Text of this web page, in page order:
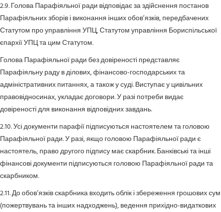
2.9. Голова Парафіяльної ради відповідає за здійснення постанов
Парафіяльних зборів і виконання інших обов’язків, передбачених
Статутом про управління УПЦ, Статутом управління Бориспільської
єпархії УПЦ та цим Статутом.
Голова Парафіяльної ради без довіреності представляє
Парафіяльну раду в ділових, фінансово-господарських та
адміністративних питаннях, а також у суді. Виступає у цивільних
правовідносинах, укладає договори. У разі потреби видає
довіреності для виконання відповідних завдань.
2.10. Усі документи парафії підписуються настоятелем та головою
Парафіяльної ради. У разі, якщо головою Парафіяльної ради є
настоятель, право другого підпису має скарбник. Банківські та інші
фінансові документи підписуються головою Парафіяльної ради та
скарбником.
2.11. До обов’язків скарбника входить облік і збереження грошових сум
(пожертвувань та інших надходжень), ведення прихідно-видаткових